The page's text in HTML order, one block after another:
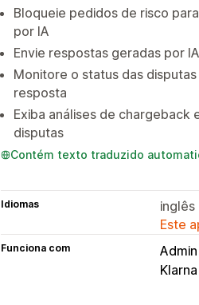
Bloqueie pedidos de risco
por IA
Envie respostas geradas por
Monitore o status das
resposta
Exiba análises de
disputas
Contém texto traduzido
Idiomas
inglês
Este
Funciona com